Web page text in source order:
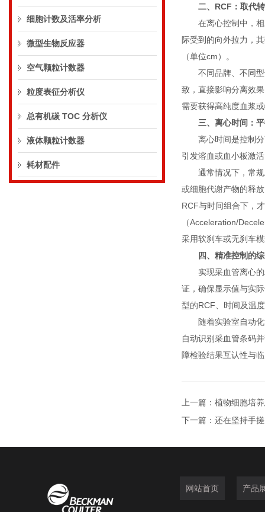
细胞计数及活率分析
微型生物反应器
空气颗粒计数器
粒度表征分析仪
总有机碳 TOC 分析仪
液体颗粒计数器
耗材配件
二、RCF：取代
在离心控制中，相
际受到的向外拉力，
（单位cm）。
不同品牌、不同型
致，直接影响分离效
需要获得高纯度血浆
三、离心时间：
离心时间是控制分
引发溶血或血小板激
通常情况下，常规
或细胞代谢产物的释
RCF与时间组合下，
（Acceleration/
采用软刹车或无刹车
四、精准控制的
实现采血管离心的
证，确保显示值与实
型的RCF、时间及温
随着实验室自动化
自动识别采血管条码
障检验结果互认性与
上一篇： 植物细胞培
下一篇： 还在坚持手
网站首页 产品